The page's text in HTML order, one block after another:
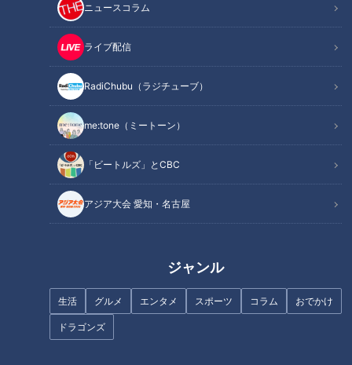
ニュースコラム
ライブ配信
RadiChubu（ラジチューブ）
me:tone（ミートーン）
「ビートルズ」とCBC
アジア大会 愛知・名古屋
ジャンル
生活 グルメ エンタメ スポーツ コラム おでかけ
ドラゴンズ
この記事を見たあなたへのおすすめ
ナゴヤ大注目店SP！超穴場の隠
れ家すぎる名店を紹介！【花咲
かタイムズ】
&amp;JAXAも食べた！フリーズ
ドライ餃子
隠れた名店を続々発掘！愛知・